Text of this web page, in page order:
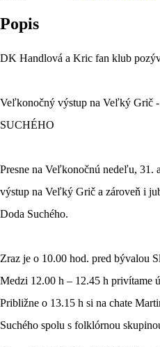
Popis
DK Handlová a Kric fan klub
Veľkonočný výstup na Veľký Grič
SUCHÉHO
Presne na Veľkonočnú nedeľu, 31.
výstup na Veľký Grič a zároveň i
Doda Suchého.
Zraz je o 10.00 hod. pred bývalou
Medzi 12.00 h – 12.45 h privítame
Približne o 13.15 h si na chate
Suchého spolu s folklórnou